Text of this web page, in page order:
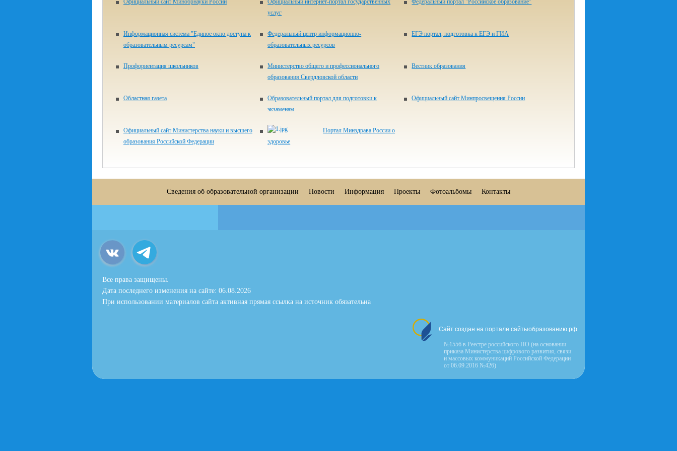
Официальный сайт Минобрнауки России
Официальный интернет-портал государственных
услуг
Федеральный портал "Российское образование"
Информационная система "Единое окно доступа к
образовательным ресурсам"
Федеральный центр информационно-
образовательных ресурсов
ЕГЭ портал, подготовка к ЕГЭ и ГИА
Профориентация школьников
Министерство общего и профессионального
образования Свердловской области
Вестник образования
Областная газета
Образовательный портал для подготовки к
экзаменам
Официальный сайт Минпросвещения России
Официальный сайт Министерства науки и высшего
образования Российской Федерации
Портал Минздрава России о
здоровье
Сведения об образовательной организации Новости Информация Проекты Фотоальбомы Контакты
Все права защищены.
Дата последнего изменения на сайте: 06.08.2026
При использовании материалов сайта активная прямая ссылка на источник обязательна
Сайт создан на портале сайтыобразованию.рф
№1556 в Реестре российского ПО (на основании
приказа Министерства цифрового развития, связи
и массовых коммуникаций Российской Федерации
от 06.09.2016 №426)